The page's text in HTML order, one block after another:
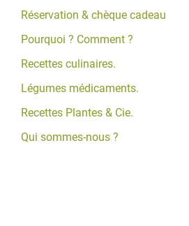
Réservation & chèque cadeau
Pourquoi ? Comment ?
Recettes culinaires.
Légumes médicaments.
Recettes Plantes & Cie.
Qui sommes-nous ?